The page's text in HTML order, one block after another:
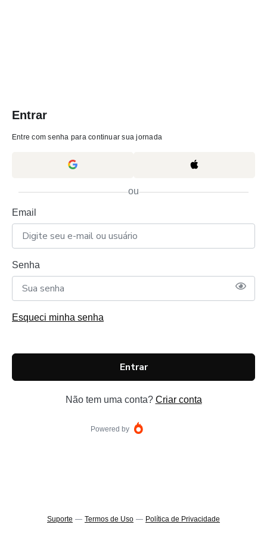
Entrar
Entre com senha para continuar sua jornada
ou
Email
Senha
Esqueci minha senha
Entrar
Não tem uma conta? Criar conta
Powered by
Suporte — Termos de Uso — Política de Privacidade